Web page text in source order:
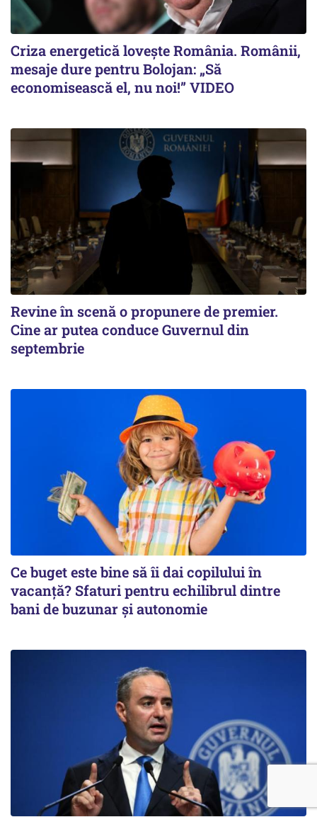
Criza energetică lovește România. Românii,
mesaje dure pentru Bolojan: „Să
economisească el, nu noi!” VIDEO
Revine în scenă o propunere de premier.
Cine ar putea conduce Guvernul din
septembrie
Ce buget este bine să îi dai copilului în
vacanță? Sfaturi pentru echilibrul dintre
bani de buzunar și autonomie